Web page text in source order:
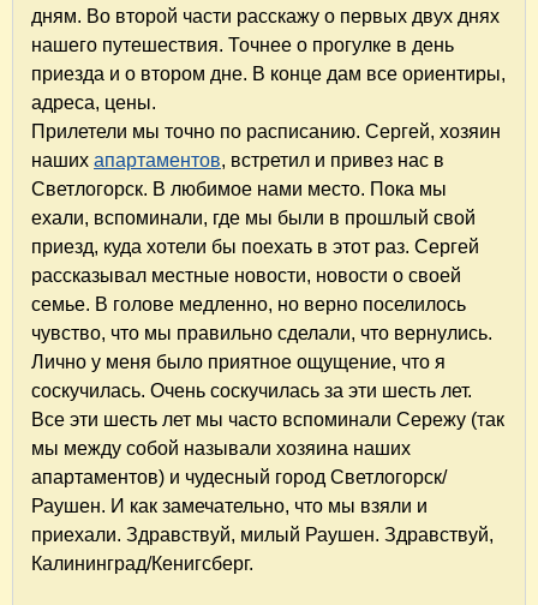
дням. Во второй части расскажу о первых двух днях
нашего путешествия. Точнее о прогулке в день
приезда и о втором дне. В конце дам все ориентиры,
адреса, цены.
Прилетели мы точно по расписанию. Сергей, хозяин
наших апартаментов, встретил и привез нас в
Светлогорск. В любимое нами место. Пока мы
ехали, вспоминали, где мы были в прошлый свой
приезд, куда хотели бы поехать в этот раз. Сергей
рассказывал местные новости, новости о своей
семье. В голове медленно, но верно поселилось
чувство, что мы правильно сделали, что вернулись.
Лично у меня было приятное ощущение, что я
соскучилась. Очень соскучилась за эти шесть лет.
Все эти шесть лет мы часто вспоминали Сережу (так
мы между собой называли хозяина наших
апартаментов) и чудесный город Светлогорск/
Раушен. И как замечательно, что мы взяли и
приехали. Здравствуй, милый Раушен. Здравствуй,
Калининград/Кенигсберг.